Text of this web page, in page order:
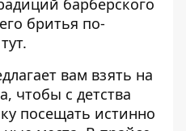
бритья по-
вам взять на
чтобы с детства
посещать истинно